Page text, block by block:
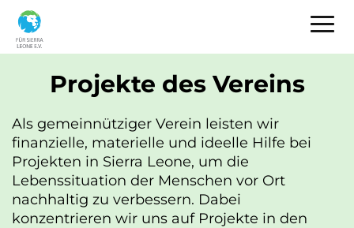
Direkt
zum
Inhalt
Projekte des Vereins
Als gemeinnütziger Verein leisten wir
finanzielle, materielle und ideelle Hilfe bei
Projekten in Sierra Leone, um die
Lebenssituation der Menschen vor Ort
nachhaltig zu verbessern. Dabei
konzentrieren wir uns auf Projekte in den